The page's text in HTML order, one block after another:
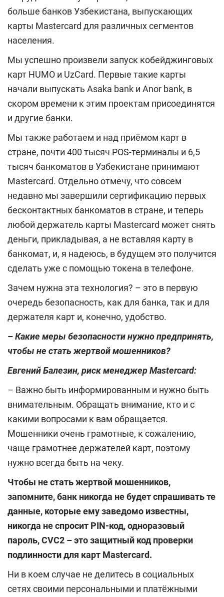
больше банков Узбекистана, выпускающих
карты Mastercard для различных сегментов
населения.
Мы успешно произвели запуск кобейджинговых
карт HUMO и UzCard. Первые такие карты
начали выпускать Asaka bank и Anor bank, в
скором времени к этим проектам присоединятся
и другие банки.
Мы также работаем и над приёмом карт в
стране, почти 400 тысяч POS-терминалы и 6,5
тысяч банкоматов в Узбекистане принимают
Mastercard. Отдельно отмечу, что совсем
недавно мы завершили сертификацию первых
бесконтактных банкоматов в стране, и теперь
любой держатель карты Mastercard может снять
деньги, прикладывая, а не вставляя карту в
банкомат, и, я надеюсь, в будущем это получится
сделать уже с помощью токена в телефоне.
Зачем нужна эта технология? – это в первую
очередь безопасность, как для банка, так и для
держателя карт и, конечно, удобство.
–Какие меры безопасности нужно предпринять,
чтобы не стать жертвой мошенников?
Евгений Балезин, риск менеджерMastercard:
– Важно быть информированным и нужно быть
внимательным. Обращать внимание, кто и с
какими вопросами к вам обращается.
Мошенники очень грамотные, к сожалению,
чаще грамотнее держателей карт, поэтому
нужно всегда быть на чеку.
Чтобы не стать жертвой мошенников,
запомните, банк никогда не будет спрашивать те
данные, которые ему заведомо известны,
никогда не спросит PIN-код, одноразовый
пароль,CVC2 – это защитный код проверки
подлинности для карт Mastercard.
Ни в коем случае не делитесь в социальных
сетях своими персональными и платёжными